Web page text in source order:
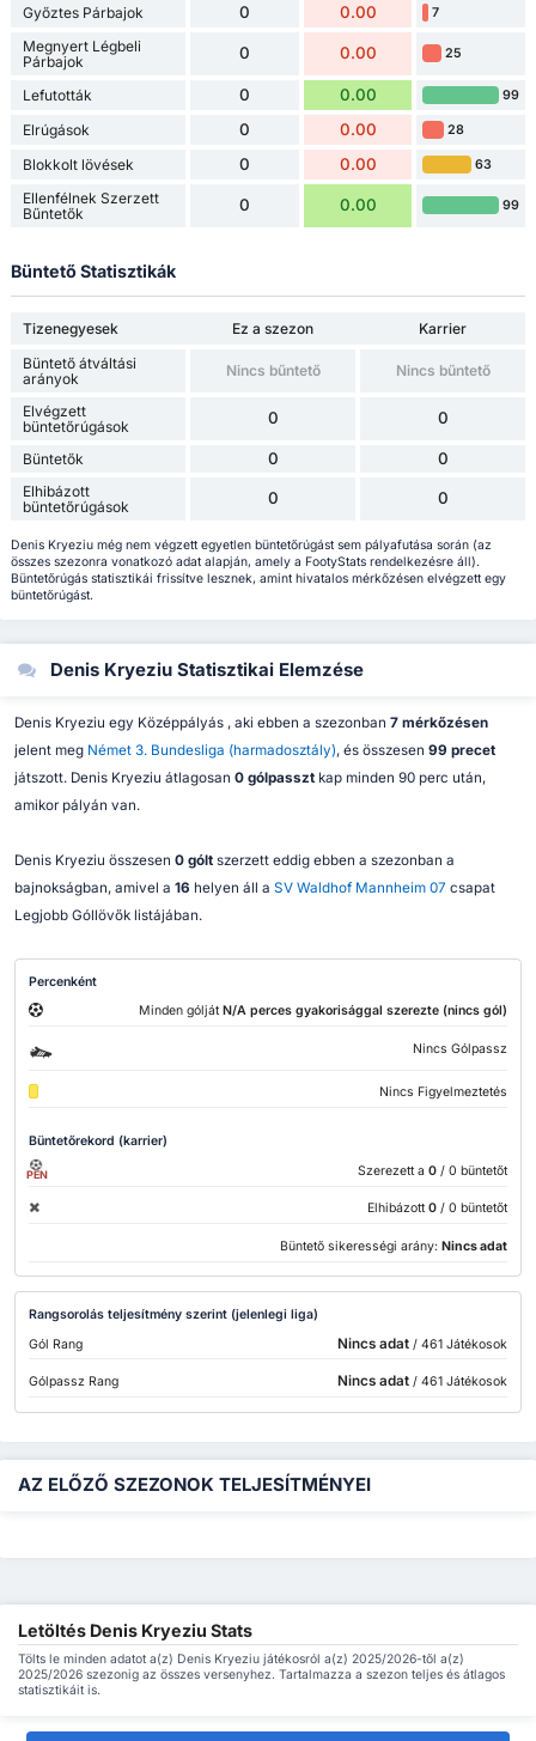
Győztes Párbajok 0 0.00 7
Megnyert Légbeli
Párbajok
0 0.00 25
Lefutották 0 0.00 99
Elrúgások 0 0.00 28
Blokkolt lövések 0 0.00 63
Ellenfélnek Szerzett
Bűntetők
0 0.00 99
Büntető Statisztikák
Tizenegyesek Ez a szezon
Karrier
Büntető átváltási
arányok
Nincs bűntető Nincs bűntető
Elvégzett
büntetőrúgások
0 0
Büntetők 0 0
Elhibázott
büntetőrúgások
0 0
Denis Kryeziu még nem végzett egyetlen büntetőrúgást sem pályafutása során (az
összes szezonra vonatkozó adat alapján, amely a FootyStats rendelkezésre áll).
Büntetőrúgás statisztikái frissítve lesznek, amint hivatalos mérkőzésen elvégzett egy
büntetőrúgást.
Denis Kryeziu Statisztikai Elemzése
Denis Kryeziu egy Középpályás , aki ebben a szezonban 7 mérkőzésen
jelent meg Német 3. Bundesliga (harmadosztály), és összesen 99 precet
játszott. Denis Kryeziu átlagosan 0 gólpassztkap minden 90 perc után,
amikor pályán van.
Denis Kryeziu összesen 0 góltszerzett eddig ebben a szezonban a
bajnokságban, amivel a 16 helyen áll a SV Waldhof Mannheim 07 csapat
Legjobb Góllövők listájában.
Percenként
Minden gólját N/A perces gyakorisággal szerezte (nincs gól)
Nincs Gólpassz
Nincs Figyelmeztetés
Büntetőrekord (karrier)
PEN Szerezett a 0 / 0 büntetőt
Elhibázott 0 / 0 büntetőt
Büntető sikerességi arány: Nincs adat
Rangsorolás teljesítmény szerint (jelenlegi liga)
Gól Rang
Nincs adat/ 461 Játékosok
Gólpassz Rang Nincs adat/ 461 Játékosok
AZ ELŐZŐ SZEZONOK TELJESÍTMÉNYEI
Letöltés Denis Kryeziu Stats
Tölts le minden adatot a(z) Denis Kryeziu játékosról a(z) 2025/2026-től a(z)
2025/2026 szezonig az összes versenyhez. Tartalmazza a szezon teljes és átlagos
statisztikáit is.